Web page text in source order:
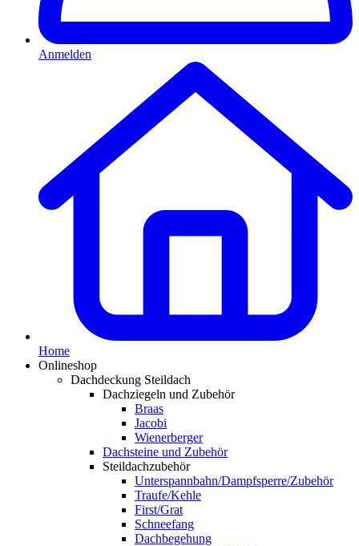
Anmelden
Home
Onlineshop
Dachdeckung Steildach
Dachziegeln und Zubehör
Braas
Jacobi
Wienerberger
Dachsteine und Zubehör
Steildachzubehör
Unterspannbahn/Dampfsperre/Zubehör
Traufe/Kehle
First/Grat
Schneefang
Dachbegehung